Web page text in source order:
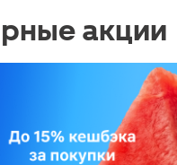
акции